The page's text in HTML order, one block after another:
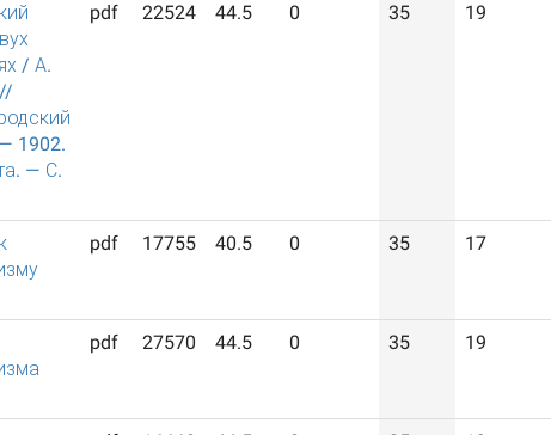
/ А.
1902.
— С.
pdf 22524 44.5 0 35 19
pdf 17755 40.5 0 35 17
pdf 27570 44.5 0 35 19